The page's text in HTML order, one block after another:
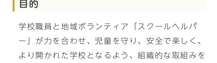
目的
学校職員と地域ボランティア「スクールヘルパ
ー」が力を合わせ、児童を守り、安全で楽しく、
より開かれた学校となるよう、組織的な取組みを